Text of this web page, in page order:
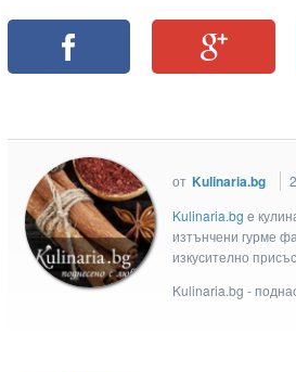
от Kulinaria.bg
Kulinaria.bg e
изтънчени гурме
изкусително
Kulinaria.bg -